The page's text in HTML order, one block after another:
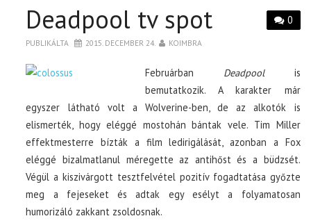
0
Deadpool tv spot
PUBLIKÁLTA 2015. DECEMBER 24. KOIMBRA
Februárban Deadpoolis
bemutatkozik. A karakter már
egyszer látható volt a Wolverine-ben, de az alkotók is
elismerték, hogy eléggé mostohán bántak vele. Tim Miller
effektmesterre bízták a film ledirigálását, azonban a Fox
eléggé bizalmatlanul méregette az antihőst és a büdzsét.
Végül a kiszivárgott tesztfelvétel pozitív fogadtatása győzte
meg a fejeseket és adtak egy esélyt a folyamatosan
humorizáló zakkant zsoldosnak.